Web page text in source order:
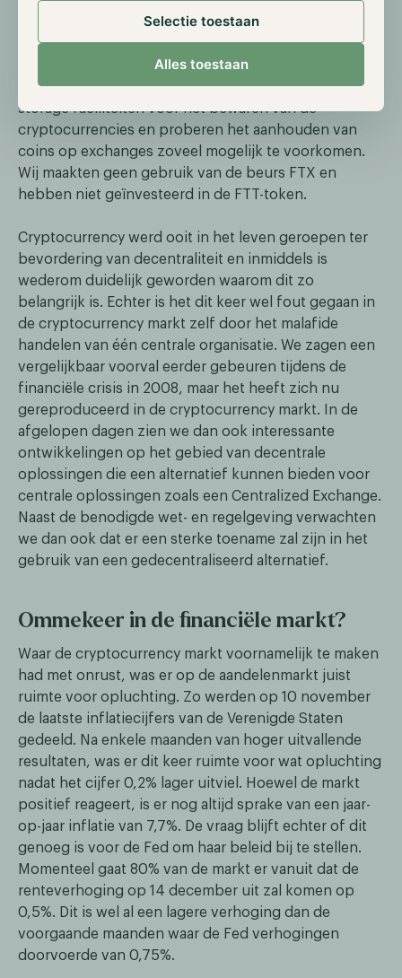
Selectie toestaan
Alles toestaan
strategie hebben, geen enkele vorm van
hefboomwerking kennen, geen derivaten gebruiken
en hun posities nooit gebruiken om als onderpand te
dienen. De Hodl fondsen maken gebruik van cold-
storage faciliteiten voor het bewaren van de
cryptocurrencies en proberen het aanhouden van
coins op exchanges zoveel mogelijk te voorkomen.
Wij maakten geen gebruik van de beurs FTX en
hebben niet geïnvesteerd in de FTT-token.
Cryptocurrency werd ooit in het leven geroepen ter
bevordering van decentraliteit en inmiddels is
wederom duidelijk geworden waarom dit zo
belangrijk is. Echter is het dit keer wel fout gegaan in
de cryptocurrency markt zelf door het malafide
handelen van één centrale organisatie. We zagen een
vergelijkbaar voorval eerder gebeuren tijdens de
financiële crisis in 2008, maar het heeft zich nu
gereproduceerd in de cryptocurrency markt. In de
afgelopen dagen zien we dan ook interessante
ontwikkelingen op het gebied van decentrale
oplossingen die een alternatief kunnen bieden voor
centrale oplossingen zoals een Centralized Exchange.
Naast de benodigde wet- en regelgeving verwachten
we dan ook dat er een sterke toename zal zijn in het
gebruik van een gedecentraliseerd alternatief.
Ommekeer in de financiële markt?
Waar de cryptocurrency markt voornamelijk te maken
had met onrust, was er op de aandelenmarkt juist
ruimte voor opluchting. Zo werden op 10 november
de laatste inflatiecijfers van de Verenigde Staten
gedeeld. Na enkele maanden van hoger uitvallende
resultaten, was er dit keer ruimte voor wat opluchting
nadat het cijfer 0,2% lager uitviel. Hoewel de markt
positief reageert, is er nog altijd sprake van een jaar-
op-jaar inflatie van 7,7%. De vraag blijft echter of dit
genoeg is voor de Fed om haar beleid bij te stellen.
Momenteel gaat 80% van de markt er vanuit dat de
renteverhoging op 14 december uit zal komen op
0,5%. Dit is wel al een lagere verhoging dan de
voorgaande maanden waar de Fed verhogingen
doorvoerde van 0,75%.